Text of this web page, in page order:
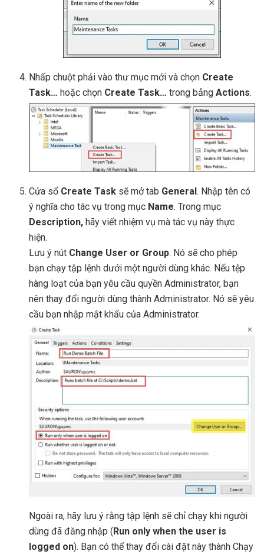
Nhấp chuột phải vào thư mục mới và chọn Create
Task… hoặc chọn Create Task… trong bảngActions.
Cửa sổ Create Task sẽ mở tab General. Nhập tên có
ý nghĩa cho tác vụ trong mục Name. Trong mục
Description, hãy viết nhiệm vụ mà tác vụ này thực
hiện.
Lưu ý nút Change User or Group. Nó sẽ cho phép
bạn chạy tập lệnh dưới một người dùng khác. Nếu tệp
hàng loạt của bạn yêu cầu quyền Administrator, bạn
nên thay đổi người dùng thành Administrator. Nó sẽ yêu
cầu bạn nhập mật khẩu của Administrator.
Ngoài ra, hãy lưu ý rằng tập lệnh sẽ chỉ chạy khi người
dùng đã đăng nhập ( Run only when the user is
logged on). Bạn có thể thay đổi cài đặt này thành Chạy